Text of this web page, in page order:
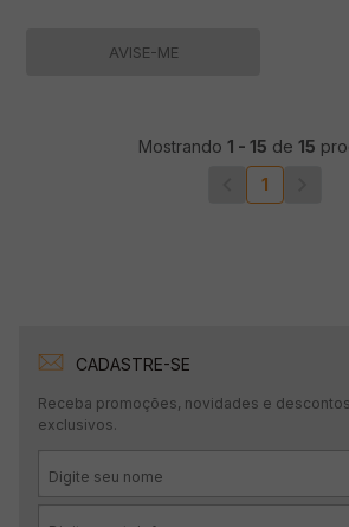
AVISE-ME
Mostrando 1 - 15 de 15
1
CADASTRE-SE
Receba promoções, novidades e descontos
exclusivos.